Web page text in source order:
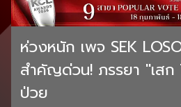
ห่วงหนัก เพจ SEK
สำคัญด่วน! ภรรยา "เสก
ป่วย